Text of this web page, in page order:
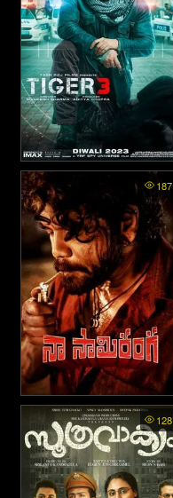
Tiger 3 - เรียกข้าว่าเสือ 3
(2023)
187
Naa Saami Ranga - ข้านี่
แหละ ชื่อ รังกา (2024)128